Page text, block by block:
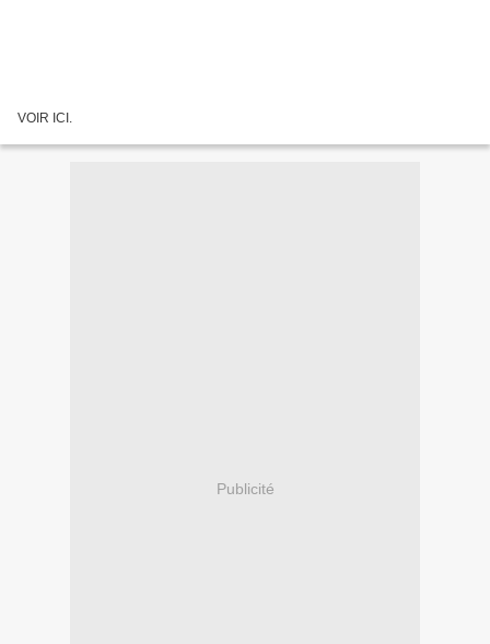
VOIR ICI.
Publicité